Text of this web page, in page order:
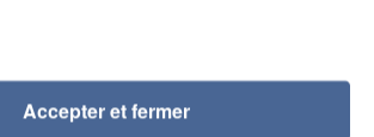
Accepter et fermer